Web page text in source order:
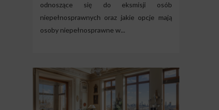
odnoszące się do eksmisji osób
niepełnosprawnych oraz jakie opcje mają
osoby niepełnosprawne w...